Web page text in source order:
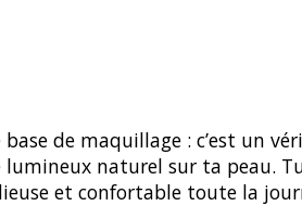
de maquillage : c’est un
naturel sur ta peau.
et confortable toute la